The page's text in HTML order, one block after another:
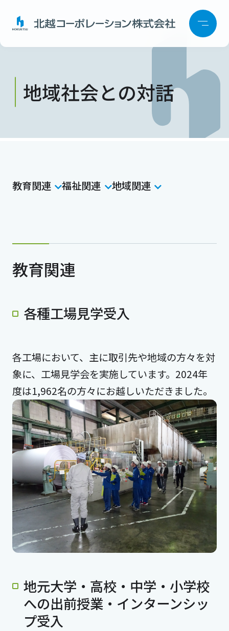
地域社会との対話
教育関連 福祉関連 地域関連
教育関連
各種工場見学受入
各工場において、主に取引先や地域の方々を対
象に、工場見学会を実施しています。2024年
度は1,962名の方々にお越しいただきました。
地元大学・高校・中学・小学校
への出前授業・インターンシッ
プ受入